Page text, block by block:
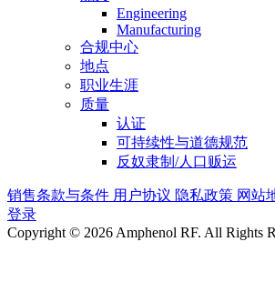
Engineering
Manufacturing
合规中心
地点
职业生涯
质量
认证
可持续性与道德规范
反奴隶制/人口贩运
销售条款与条件 用户协议 隐私政策 网站
登录
Copyright © 2026 Amphenol RF. All Rights